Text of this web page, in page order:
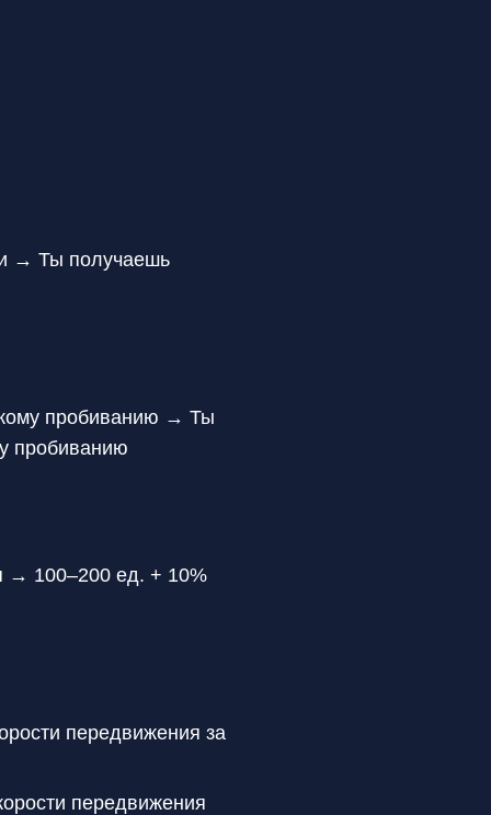
→ Ты получаешь
пробиванию → Ты
пробиванию
→ 100–200 ед. + 10%
передвижения за
передвижения